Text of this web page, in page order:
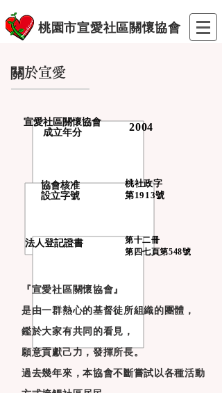
桃園市宣愛社區關懷協會
關於宣愛
宣愛社區關懷協會
成立年分
2004
桃社政字
第1913號
協會核准
設立字號
法人登記證書
第十二冊
第四七頁第548號
『宣愛社區關懷協會』
是由一群熱心的基督徒所組織的團體，
鑑於大家有共同的看見，
願意貢獻己力，發揮所長。
過去幾年來，本協會不斷嘗試以各種活動